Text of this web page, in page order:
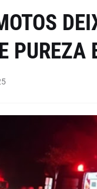
PUREZA